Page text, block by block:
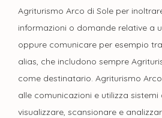
Agriturismo Arco di Sole per
informazioni o domande relative a
oppure comunicare per esempio
alias, che includono sempre
come destinatario. Agriturismo
alle comunicazioni e utilizza
visualizzare, scansionare e